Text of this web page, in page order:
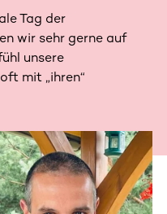
Tag der
wir sehr gerne auf
unsere
mit „ihren“